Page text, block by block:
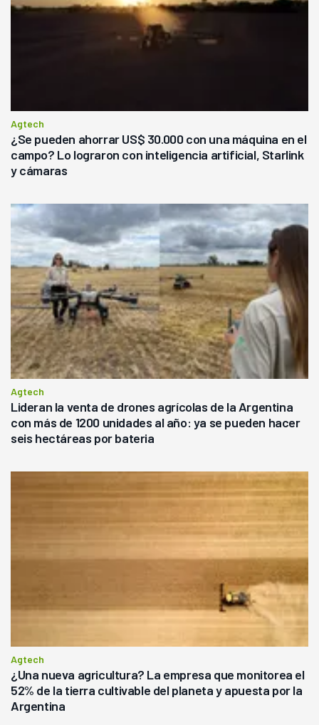
Agtech
¿Se pueden ahorrar US$ 30.000 con una máquina en el
campo? Lo lograron con inteligencia artificial, Starlink
y cámaras
Agtech
Lideran la venta de drones agrícolas de la Argentina
con más de 1200 unidades al año: ya se pueden hacer
seis hectáreas por bateria
Agtech
¿Una nueva agricultura? La empresa que monitorea el
52% de la tierra cultivable del planeta y apuesta por la
Argentina